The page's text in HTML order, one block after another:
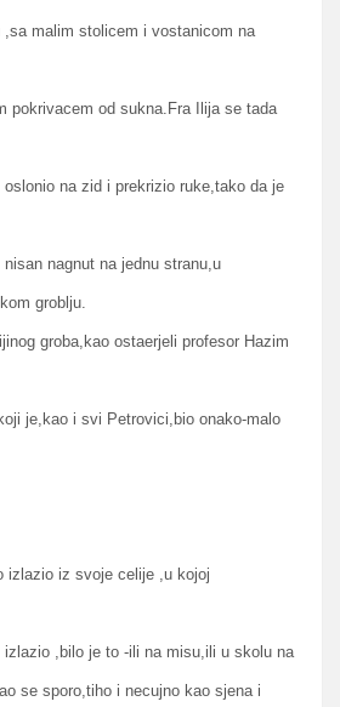
malim stolicem i vostanicom na
pokrivacem od sukna.Fra Ilija se tada
oslonio na zid i prekrizio ruke,tako da je
nagnut na jednu stranu,u
groblju.
groba,kao ostaerjeli profesor Hazim
je,kao i svi Petrovici,bio onako-malo
izlazio iz svoje celije ,u kojoj
,bilo je to -ili na misu,ili u skolu na
se sporo,tiho i necujno kao sjena i